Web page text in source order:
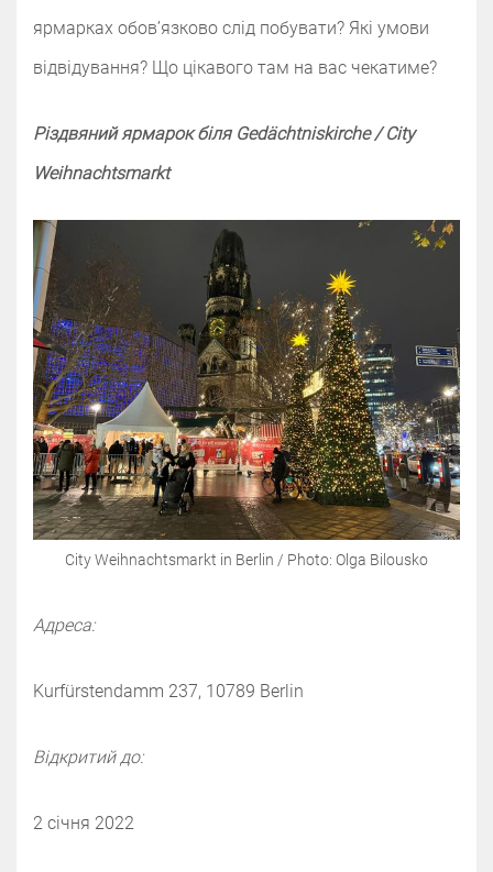
ярмарках обов’язково слід побувати? Які умови
відвідування? Що цікавого там на вас чекатиме?
Різдвяний ярмарок біля Gedächtniskirche / City
Weihnachtsmarkt
City Weihnachtsmarkt in Berlin / Photo: Olga Bilousko
Адреса:
Kurfürstendamm 237, 10789 Berlin
Відкритий до:
2 січня 2022